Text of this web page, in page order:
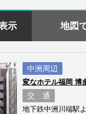
示 地図
中洲周辺
変なホテル福岡 博
交 通
地下鉄中洲川端駅